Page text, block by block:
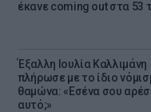
έκανε coming out στα 53
Έξαλλη Ιουλία Καλλιμάνη
πλήρωσε με το ίδιο
θαμώνα: «Εσένα σου
αυτό;»